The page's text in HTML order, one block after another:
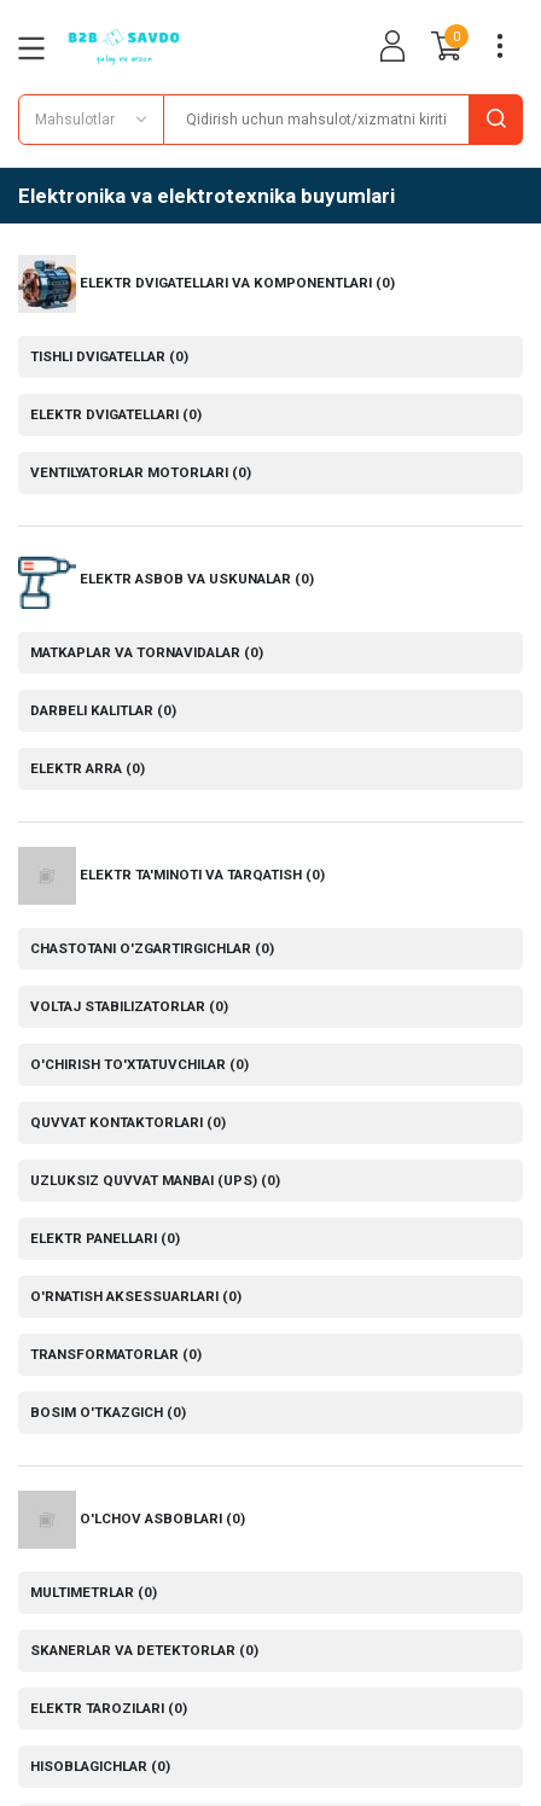
0
Mahsulotlar
Elektronika va elektrotexnika buyumlari
ELEKTR DVIGATELLARI VA KOMPONENTLARI (0)
TISHLI DVIGATELLAR (0)
ELEKTR DVIGATELLARI (0)
VENTILYATORLAR MOTORLARI (0)
ELEKTR ASBOB VA USKUNALAR (0)
MATKAPLAR VA TORNAVIDALAR (0)
DARBELI KALITLAR (0)
ELEKTR ARRA (0)
ELEKTR TA'MINOTI VA TARQATISH (0)
CHASTOTANI O'ZGARTIRGICHLAR (0)
VOLTAJ STABILIZATORLAR (0)
O'CHIRISH TO'XTATUVCHILAR (0)
QUVVAT KONTAKTORLARI (0)
UZLUKSIZ QUVVAT MANBAI (UPS) (0)
ELEKTR PANELLARI (0)
O'RNATISH AKSESSUARLARI (0)
TRANSFORMATORLAR (0)
BOSIM O'TKAZGICH (0)
O'LCHOV ASBOBLARI (0)
MULTIMETRLAR (0)
SKANERLAR VA DETEKTORLAR (0)
ELEKTR TAROZILARI (0)
HISOBLAGICHLAR (0)